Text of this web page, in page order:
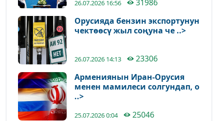
26.07.2026 16:56
31986
Орусияда бензин экспортунун
чектөөсү жыл соңуна че ..>
26.07.2026 14:13
23306
Армениянын Иран-Орусия
менен мамилеси солгундап, о
..>
25.07.2026 0:04
25046